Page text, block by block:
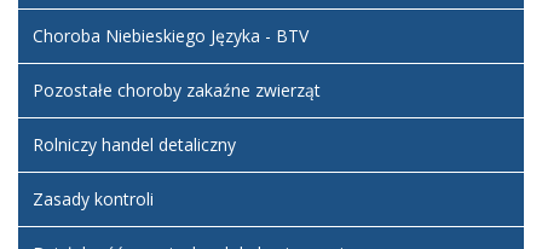
zmieniony.
29
grudzień
2022
12:50
BIP
Artykuł
został
zmieniony.
sobota,
Choroba Niebieskiego Języka - BTV
Pozostałe choroby zakaźne zwierząt
Rolniczy handel detaliczny
Zasady kontroli